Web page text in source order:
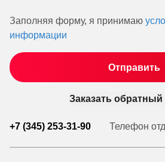
Заполняя форму, я принимаю
информации
Заказать обратный
+7 (345) 253-31-90 Телефон